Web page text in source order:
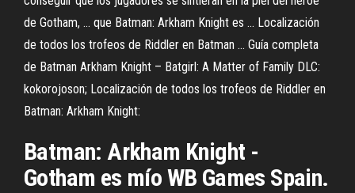
de Gotham, ... que Batman: Arkham Knight es ... Localización
de todos los trofeos de Riddler en Batman ... Guía completa
de Batman Arkham Knight – Batgirl: A Matter of Family DLC:
kokorojoson; Localización de todos los trofeos de Riddler en
Batman: Arkham Knight:
Batman: Arkham Knight -
Gotham es mío WB Games Spain.